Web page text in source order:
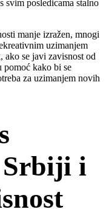
svim posledicama stalno
manje izražen, mnogi
uzimanjem
ako se javi zavisnost od
pomoć kako bi se
za uzimanjem novih
Srbiji i